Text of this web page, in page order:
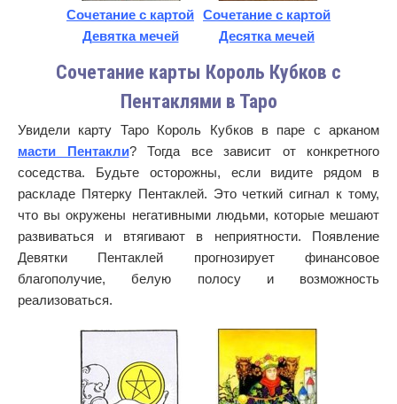
Сочетание с картой
Девятка мечей
Сочетание с картой
Десятка мечей
Сочетание карты Король Кубков с
Пентаклями в Таро
Увидели карту Таро Король Кубков в паре с арканом
масти Пентакли? Тогда все зависит от конкретного
соседства. Будьте осторожны, если видите рядом в
раскладе Пятерку Пентаклей. Это четкий сигнал к тому,
что вы окружены негативными людьми, которые мешают
развиваться и втягивают в неприятности. Появление
Девятки Пентаклей прогнозирует финансовое
благополучие, белую полосу и возможность
реализоваться.